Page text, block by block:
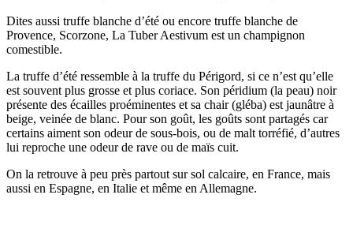
Dites aussi truffe blanche d’été ou encore truffe blanche de
Provence, Scorzone, La Tuber Aestivum est un champignon
comestible.
La truffe d’été ressemble à la truffe du Périgord, si ce n’est qu’elle
est souvent plus grosse et plus coriace. Son péridium (la peau) noir
présente des écailles proéminentes et sa chair (gléba) est jaunâtre à
beige, veinée de blanc. Pour son goût, les goûts sont partagés car
certains aiment son odeur de sous-bois, ou de malt torréfié, d’autres
lui reproche une odeur de rave ou de maïs cuit.
On la retrouve à peu près partout sur sol calcaire, en France, mais
aussi en Espagne, en Italie et même en Allemagne.